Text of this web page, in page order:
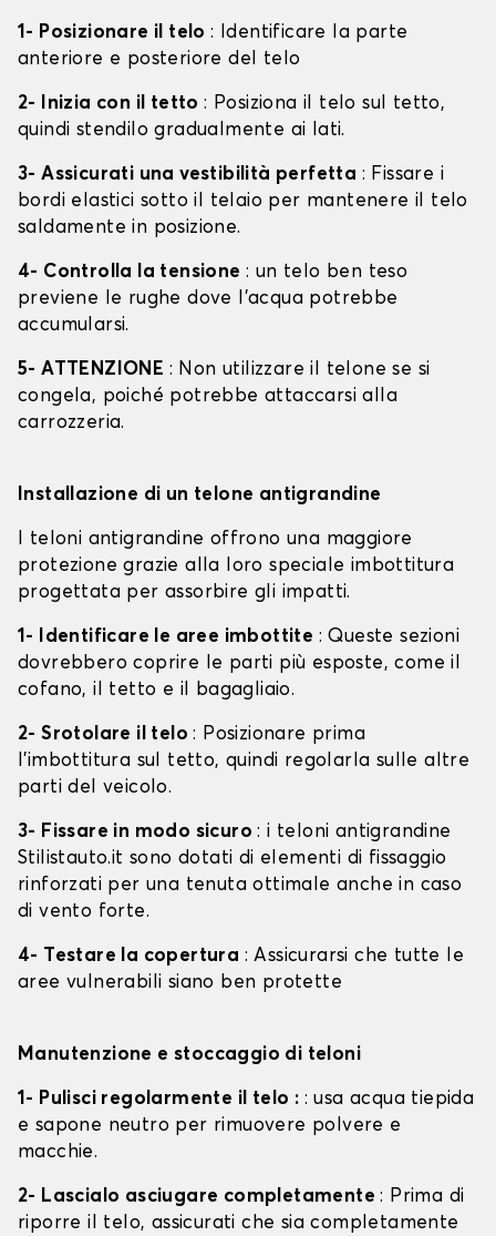
1- Posizionare il telo: Identificare la parte
anteriore e posteriore del telo
2- Inizia con il tetto: Posiziona il telo sul tetto,
quindi stendilo gradualmente ai lati.
3- Assicurati una vestibilità perfetta : Fissare i
bordi elastici sotto il telaio per mantenere il telo
saldamente in posizione.
4- Controlla la tensione : un telo ben teso
previene le rughe dove l'acqua potrebbe
accumularsi.
5- ATTENZIONE : Non utilizzare il telone se si
congela, poiché potrebbe attaccarsi alla
carrozzeria.
Installazione di un telone antigrandine
I teloni antigrandine offrono una maggiore
protezione grazie alla loro speciale imbottitura
progettata per assorbire gli impatti.
1- Identificare le aree imbottite : Queste sezioni
dovrebbero coprire le parti più esposte, come il
cofano, il tetto e il bagagliaio.
2- Srotolare il telo: Posizionare prima
l'imbottitura sul tetto, quindi regolarla sulle altre
parti del veicolo.
3- Fissare in modo sicuro: i teloni antigrandine
Stilistauto.it sono dotati di elementi di fissaggio
rinforzati per una tenuta ottimale anche in caso
di vento forte.
4- Testare la copertura : Assicurarsi che tutte le
aree vulnerabili siano ben protette
Manutenzione e stoccaggio di teloni
1- Pulisci regolarmente il telo : : usa acqua tiepida
e sapone neutro per rimuovere polvere e
macchie.
2- Lascialo asciugare completamente: Prima di
riporre il telo, assicurati che sia completamente